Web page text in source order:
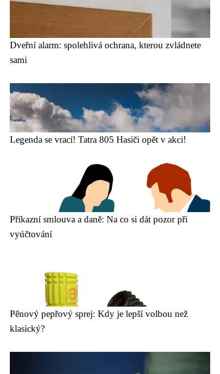
Dveřní alarm: spolehlivá ochrana, kterou zvládnete
sami
Legenda se vrací! Tatra 805 Hasiči opět v akci!
Příkazní smlouva a daně: Na co si dát pozor při
vyúčtování
Pěnový pepřový sprej: Kdy je lepší volbou než
klasický?